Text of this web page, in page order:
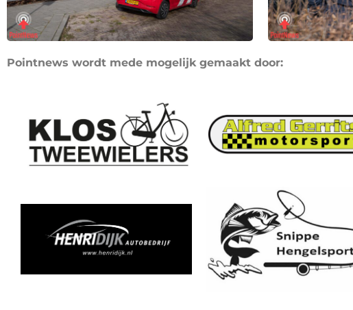
Pointnews wordt mede mogelijk gemaakt door: